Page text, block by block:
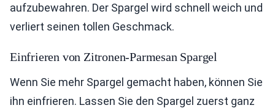
aufzubewahren. Der Spargel wird schnell weich und
verliert seinen tollen Geschmack.
Einfrieren von Zitronen-Parmesan Spargel
Wenn Sie mehr Spargel gemacht haben, können Sie
ihn einfrieren. Lassen Sie den Spargel zuerst ganz